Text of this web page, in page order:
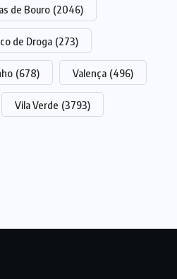
de Bouro (2046)
de Droga (273)
(678) Valença (496)
Vila Verde (3793)